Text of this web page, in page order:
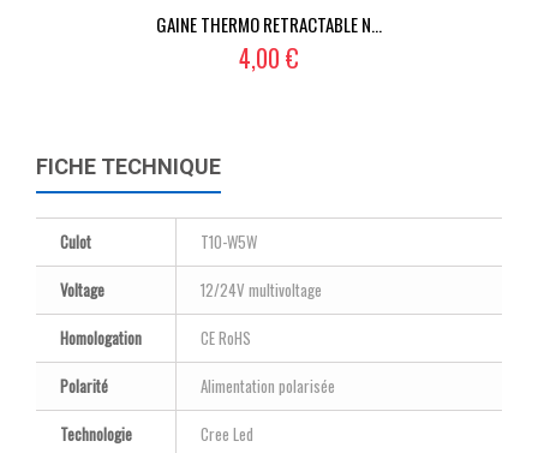
GAINE THERMO RETRACTABLE N...
4,00 €
FICHE TECHNIQUE
Culot
T10-W5W
Voltage
12/24V multivoltage
Homologation
CE RoHS
Polarité
Alimentation polarisée
Technologie
Cree Led